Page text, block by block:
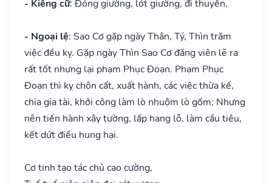
- Kiêng cữ: Đóng giường, lót giường, đi thuyền.
- Ngoại lệ: Sao Cơ gặp ngày Thân, Tý, Thìn trăm
việc đều kỵ. Gặp ngày Thìn Sao Cơ đăng viên lẽ ra
rất tốt nhưng lại phạm Phục Đoạn. Phạm Phục
Đoạn thì kỵ chôn cất, xuất hành, các việc thừa kế,
chia gia tài, khởi công làm lò nhuộm lò gốm; Nhưng
nên tiến hành xây tường, lấp hang lỗ, làm cầu tiêu,
kết dứt điều hung hại.
Cơ tinh tạo tác chủ cao cường,